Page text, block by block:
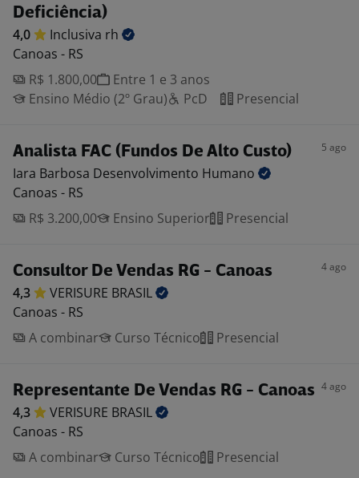
Deficiência)
4,0 Inclusiva rh
Canoas - RS
R$ 1.800,00
Entre 1 e 3 anos
Ensino Médio (2º Grau)
PcD Presencial
Analista FAC (Fundos De Alto Custo) 5 ago
Iara Barbosa Desenvolvimento Humano
Canoas - RS
R$ 3.200,00
Ensino Superior Presencial
Consultor De Vendas RG - Canoas 4 ago
4,3 VERISURE BRASIL
Canoas - RS
A combinar
Curso Técnico Presencial
Representante De Vendas RG - Canoas 4 ago
4,3 VERISURE BRASIL
Canoas - RS
A combinar
Curso Técnico Presencial